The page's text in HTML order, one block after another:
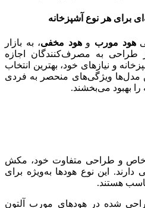
برای هر نوع آشپزخانه
هود مورب وهود مخفی، به بازار
طراحی به مصرف‌کنندگان اجازه
و نیازهای خود، بهترین انتخاب
مدل‌ها ویژگی‌های منحصر به فردی
را بهبود می‌بخشند.
خاص و طراحی متفاوت خود، مکش
این نوع هودها به‌ویژه برای
هستند.
شده در هودهای مورب آلتون